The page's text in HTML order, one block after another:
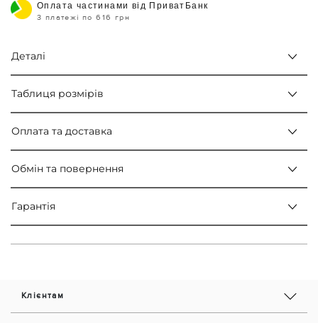
Оплата частинами від ПриватБанк
3 платежі по 616 грн
Деталі
Таблиця розмірів
Оплата та доставка
Обмін та повернення
Гарантія
Клієнтам